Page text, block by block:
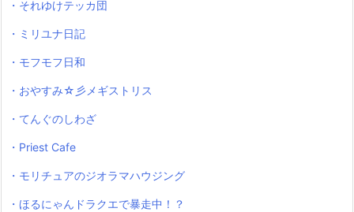
・それゆけテッカ団
・ミリユナ日記
・モフモフ日和
・おやすみ☆彡メギストリス
・てんぐのしわざ
・Priest Cafe
・モリチュアのジオラマハウジング
・ほるにゃんドラクエで暴走中！？